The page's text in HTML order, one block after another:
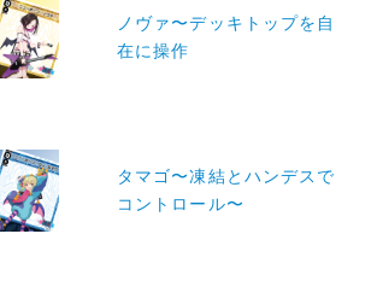
ノヴァ〜デッキトップを自
在に操作
タマゴ〜凍結とハンデスで
コントロール〜